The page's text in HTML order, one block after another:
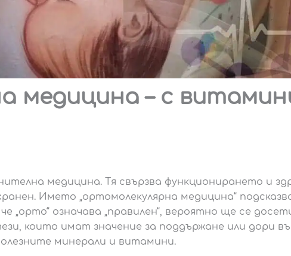
медицина – с
медицина. Тя свързва функционирането и
Името „ортомолекулярна медицина“
че „орто“ означава „правилен“, вероятно ще се
които имат значение за поддържане или дори
минерали и витамини.